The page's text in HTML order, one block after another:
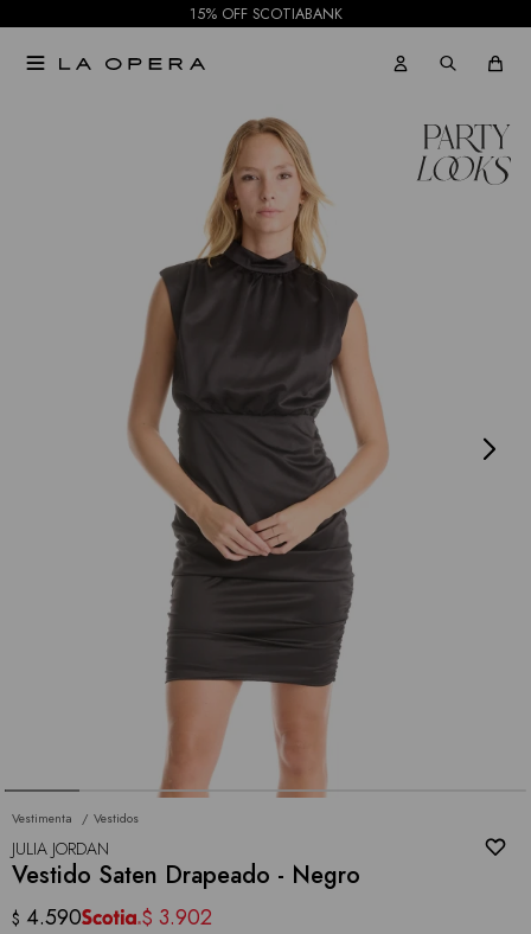
15% OFF SCOTIABANK

Vestimenta Vestidos
JULIA JORDAN
Vestido Saten Drapeado - Negro
$ 4.590 $ 3.902
NOTIFICARME